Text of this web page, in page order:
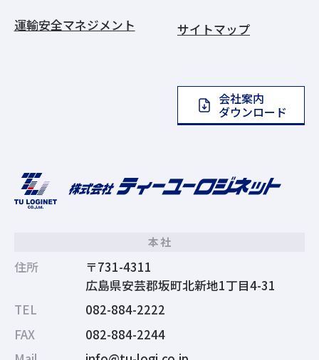
運輸安全マネジメント サイトマップ
会社案内
ダウンロード
本社
住所
〒731-4311
広島県安芸郡坂町北新地1丁目4-31
TEL
082-884-2222
FAX
082-884-2244